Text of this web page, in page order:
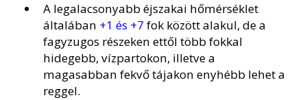
A legalacsonyabb éjszakai hőmérséklet
általában +1 és +7 fok között alakul, de a
fagyzugos részeken ettől több fokkal
hidegebb, vízpartokon, illetve a
magasabban fekvő tájakon enyhébb lehet a
reggel.